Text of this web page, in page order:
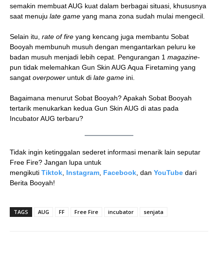
semakin membuat AUG kuat dalam berbagai situasi, khususnya
saat menuju late game yang mana zona sudah mulai mengecil.
Selain itu, rate of fire yang kencang juga membantu Sobat
Booyah membunuh musuh dengan mengantarkan peluru ke
badan musuh menjadi lebih cepat. Pengurangan 1 magazine-
pun tidak melemahkan Gun Skin AUG Aqua Firetaming yang
sangat overpower untuk di late game ini.
Bagaimana menurut Sobat Booyah? Apakah Sobat Booyah
tertarik menukarkan kedua Gun Skin AUG di atas pada
Incubator AUG terbaru?
Tidak ingin ketinggalan sederet informasi menarik lain seputar
Free Fire? Jangan lupa untuk
mengikuti Tiktok Instagram Facebook , dan YouTube dari
Berita Booyah!
TAGS AUG FF Free Fire incubator senjata